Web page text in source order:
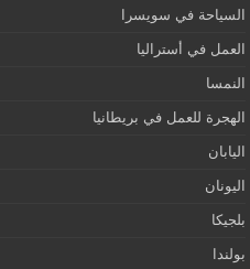
السياحة في سويسرا
العمل في أستراليا
النمسا
الهجرة للعمل في بريطانيا
اليابان
اليونان
بلجيكا
بولندا